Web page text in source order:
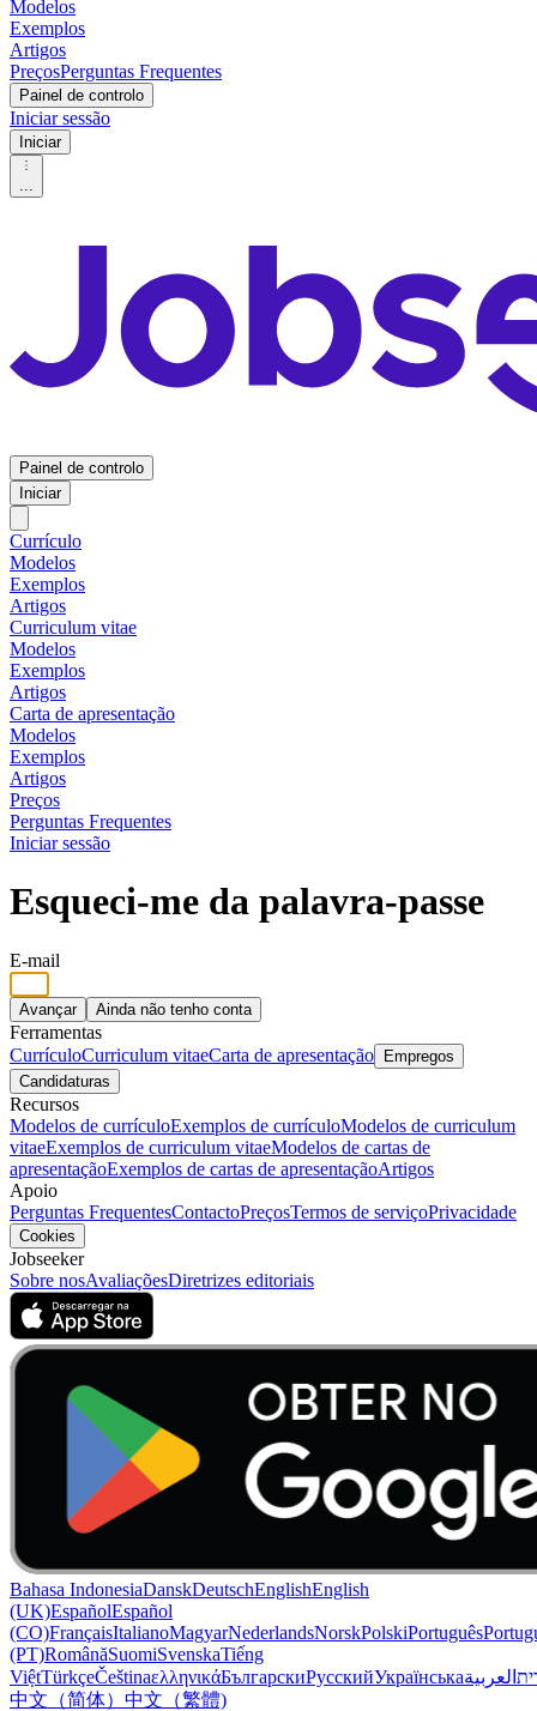
Modelos
Exemplos
Artigos
PreçosPerguntas Frequentes
Painel de controlo
Iniciar sessão
Iniciar
...
Painel de controlo
Iniciar
Currículo
Modelos
Exemplos
Artigos
Curriculum vitae
Modelos
Exemplos
Artigos
Carta de apresentação
Modelos
Exemplos
Artigos
Preços
Perguntas Frequentes
Iniciar sessão
Esqueci-me da palavra-passe
E-mail
Avançar Ainda não tenho conta
Ferramentas
CurrículoCurriculum vitaeCarta de apresentação Empregos
Candidaturas
Recursos
Modelos de currículoExemplos de currículoModelos de curriculum
vitaeExemplos de curriculum vitaeModelos de cartas de
apresentaçãoExemplos de cartas de apresentaçãoArtigos
Apoio
Perguntas FrequentesContactoPreçosTermos de serviçoPrivacidade
Cookies
Jobseeker
Sobre nosAvaliaçõesDiretrizes editoriais
Bahasa IndonesiaDanskDeutschEnglishEnglish
(UK)EspañolEspañol
(CO)FrançaisItalianoMagyarNederlandsNorskPolskiPortuguês
(PT)RomânăSuomiSvenskaTiếng
ViệtTürkçeČeštinaελληνικάБългарскиРусскийУкраїнськаالعربية
中文（简体） 中文（繁體)